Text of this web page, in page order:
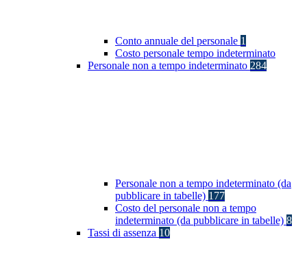
Conto annuale del personale 1
Costo personale tempo indeterminato
Personale non a tempo indeterminato 284
Personale non a tempo indeterminato (da
pubblicare in tabelle) 177
Costo del personale non a tempo
indeterminato (da pubblicare in tabelle) 8
Tassi di assenza 10